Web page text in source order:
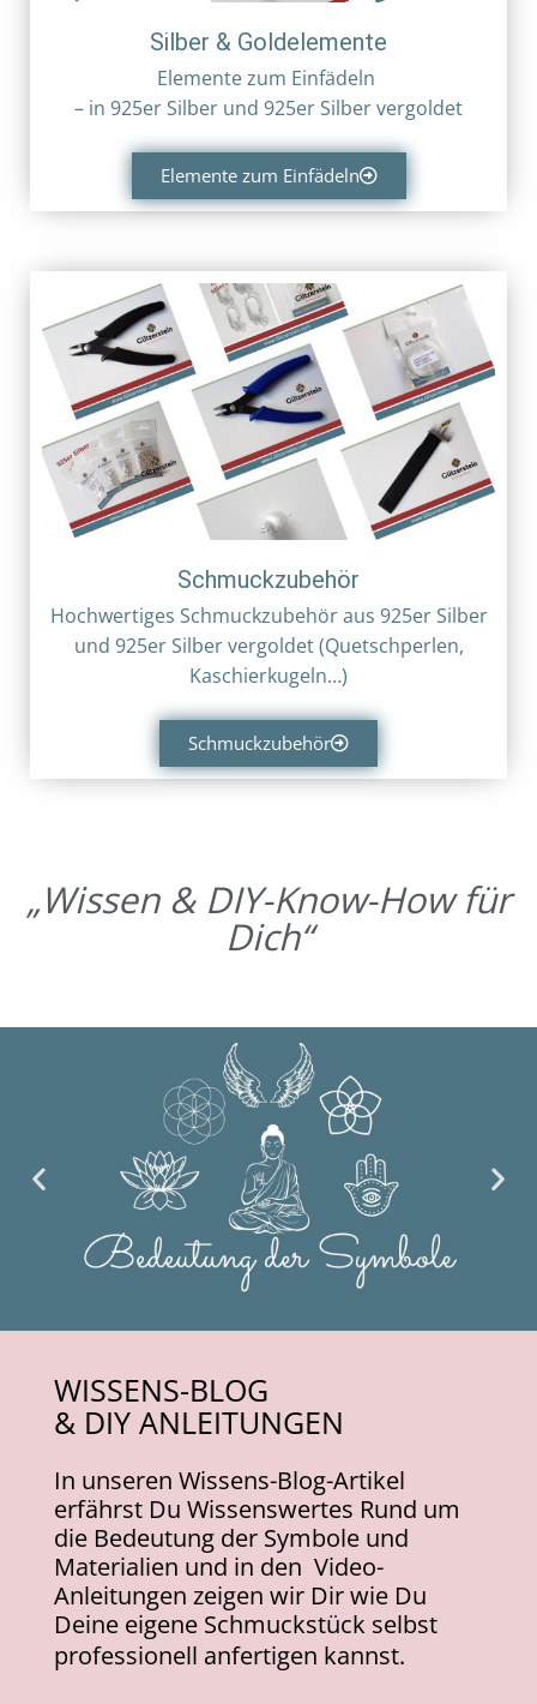
Silber & Goldelemente
Elemente zum Einfädeln
– in 925er Silber und 925er Silber vergoldet
Elemente zum Einfädeln
Schmuckzubehör
Hochwertiges Schmuckzubehör aus 925er Silber
und 925er Silber vergoldet (Quetschperlen,
Kaschierkugeln…)
Schmuckzubehör
„Wissen & DIY-Know-How für
Dich“
WISSENS-BLOG
& DIY ANLEITUNGEN
In unseren Wissens-Blog-Artikel
erfährst Du Wissenswertes Rund um
die Bedeutung der Symbole und
Materialien und in den Video-
Anleitungen zeigen wir Dir wie Du
Deine eigene Schmuckstück selbst
professionell anfertigen kannst.